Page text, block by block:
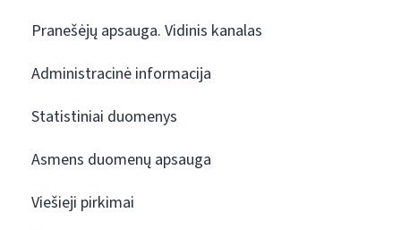
Pranešėjų apsauga. Vidinis kanalas
Administracinė informacija
Statistiniai duomenys
Asmens duomenų apsauga
Viešieji pirkimai